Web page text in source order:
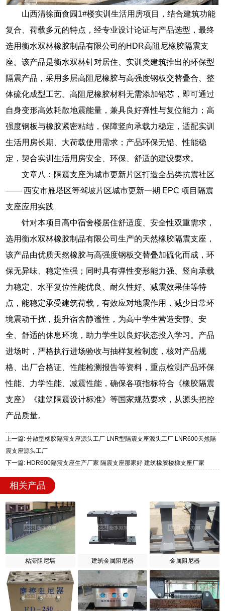
山西清徐面食园1#楼实训生活用房项目，结合建筑功能
复合、荷载多元的特点，经专业设计论证与产品选型，最终
选用衡水双林橡胶制品有限公司的HDR高阻尼橡胶隔震支
座。该产品是衡水双林针对居住、实训类建筑推出的环保型
隔震产品，采用多层高阻尼橡胶与高强度钢板交替叠合、整
体硫化成型工艺。高阻尼橡胶材料无需添加铅芯，即可通过
自身变形高效耗散地震能量，兼具良好弹性与复位能力；高
强度钢板与橡胶紧密粘结，保障竖向承载力稳定，适配实训
生活用房长期、大荷载使用需求；产品环保无铅、性能稳
定，契合实训生活用房安全、环保、舒适的建设要求。
文章八：隔震支座为城市更新片区打造全品类抗震社区
—— 西安市雁塔区等驾坡片区城市更新一期 EPC 项目隔震
支座应用实践
针对本项目高中宿舍楼居住舒适度、安全性双重需求，
选用衡水双林橡胶制品有限公司生产的天然橡胶隔震支座，
该产品由优质天然橡胶与高强度钢板交替叠加硫化而成，环
保无异味、稳定性强；同时具有弹性变形能力强、竖向承载
力稳定、水平复位性能优良、耐久性好、减震效果佳等特
点，能稳定承受建筑荷载，有效应对地震作用，减少日常环
境震动干扰，提升宿舍静谧性，为高中学生营造安静、安
全、舒适的休息环境，助力学生以良好状态投入学习。产品
进场时，严格执行进场验收与抽样复检制度，核对产品规
格、出厂合格证、性能检测报告等资料，重点检测产品环保
性能、力学性能、减震性能，确保各项指标符合《橡胶隔震
支座》《建筑隔震设计标准》等国家规范要求，从源头把控
产品质量。
上一篇: 分散型橡胶隔震支座源头工厂 LNR型隔震支座源头工厂 LNR600天然隔
震支座源头工厂
下一篇: HDR600隔震支座生产厂家 隔震支座那家好 建筑橡胶楼梯支座厂家
相关产品
粘滞阻尼墙 建筑金属阻尼器 金属阻尼器